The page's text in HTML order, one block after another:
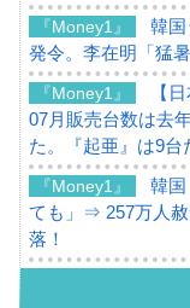
『Money1』
韓国
発令。李在明「猛
『Money1』
【
07月販売台数は去
た。『起亜』は9台
『Money1』
韓
ても」⇒ 257万人
落！